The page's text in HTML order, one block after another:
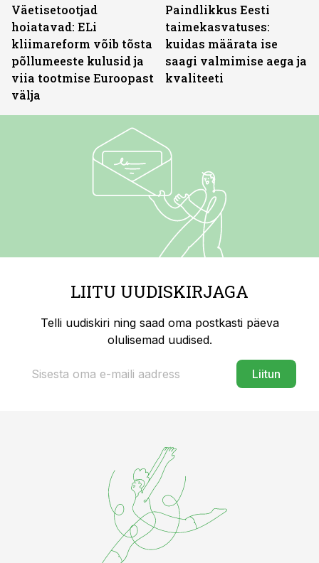
Väetisetootjad
hoiatavad: ELi
kliimareform võib tõsta
põllumeeste kulusid ja
viia tootmise Euroopast
välja
Paindlikkus Eesti
taimekasvatuses:
kuidas määrata ise
saagi valmimise aega ja
kvaliteeti
LIITU UUDISKIRJAGA
Telli uudiskiri ning saad oma postkasti päeva
olulisemad uudised.
Liitun